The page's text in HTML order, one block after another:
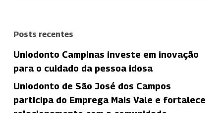
Posts recentes
Uniodonto Campinas investe em inovação
para o cuidado da pessoa idosa
Uniodonto de São José dos Campos
participa do Emprega Mais Vale e fortalece